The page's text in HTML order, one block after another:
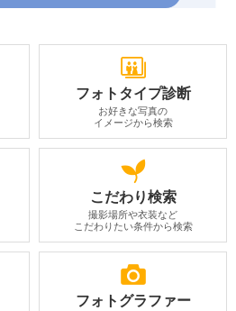
フォトタイプ診断
お好きな写真の
イメージから検索
こだわり検索
撮影場所や衣装など
こだわりたい条件から検索
フォトグラファー